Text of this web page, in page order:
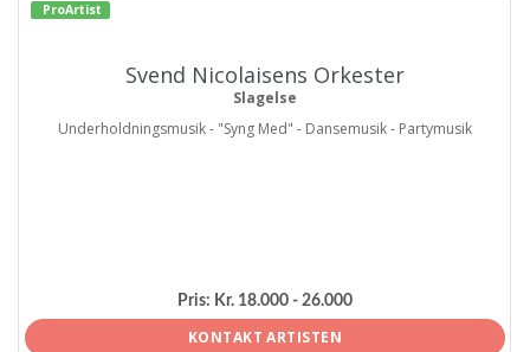
ProArtist
Svend Nicolaisens Orkester
Slagelse
Underholdningsmusik - "Syng Med" - Dansemusik - Partymusik
Pris: Kr. 18.000 - 26.000
KONTAKT ARTISTEN